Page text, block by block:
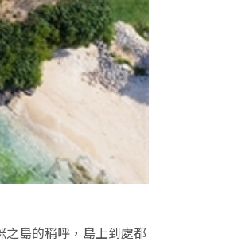
之島的稱呼，島上到處都